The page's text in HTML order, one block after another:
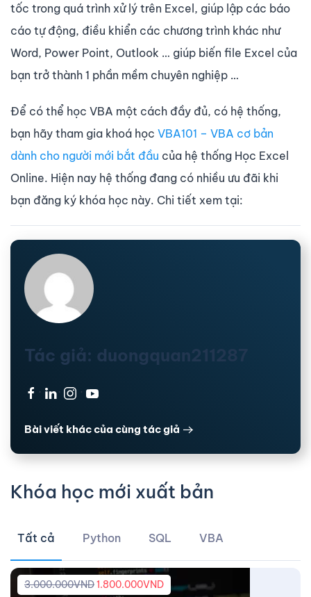
tốc trong quá trình xử lý trên Excel, giúp lập các báo
cáo tự động, điều khiển các chương trình khác như
Word, Power Point, Outlook … giúp biến file Excel của
bạn trở thành 1 phần mềm chuyên nghiệp …
Để có thể học VBA một cách đầy đủ, có hệ thống,
bạn hãy tham gia khoá học VBA101 – VBA cơ bản
dành cho người mới bắt đầu của hệ thống Học Excel
Online. Hiện nay hệ thống đang có nhiều ưu đãi khi
bạn đăng ký khóa học này. Chi tiết xem tại:
Tác giả: duongquan211287
· · ·
Bài viết khác của cùng tác giả
Khóa học mới xuất bản
Tất cả Python SQL VBA
3.000.000VND1.800.000VND